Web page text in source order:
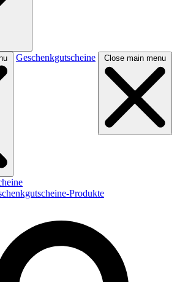
Geschenkgutscheine Close main menu
Produkte